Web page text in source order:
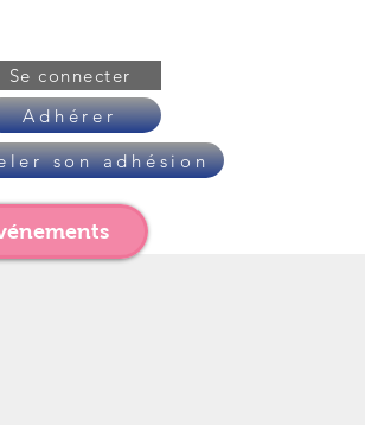
Se connecter
Adhérer
son adhésion